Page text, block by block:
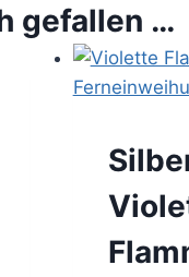
gefallen …